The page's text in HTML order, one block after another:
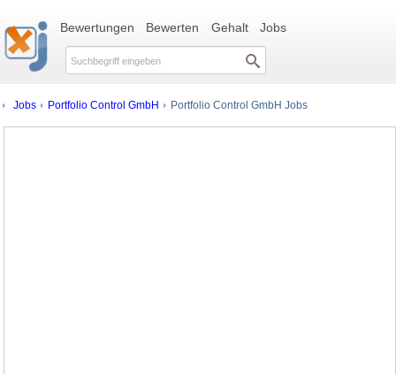
Bewertungen Bewerten Gehalt Jobs
Jobs Portfolio Control GmbH Portfolio Control GmbH Jobs